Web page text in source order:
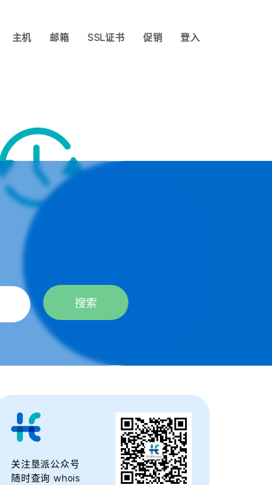
主机 邮箱 SSL证书 促销 登入
搜索
关注垦派公众号
随时查询 whois